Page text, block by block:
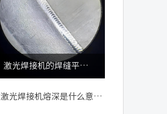
激光焊接机的焊缝平整度如何？
激光焊接机熔深是什么意思？